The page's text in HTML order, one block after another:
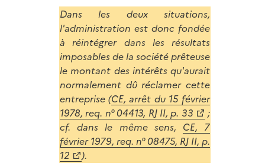
Dans les deux situations,
l'administration est donc fondée
à réintégrer dans les résultats
imposables de la société prêteuse
le montant des intérêts qu'aurait
normalement dû réclamer cette
entreprise (CE, arrêt du 15 février
1978, req. n° 04413, RJ II, p. 33
;
cf. dans le même sens, CE, 7
février 1979, req. n° 08475, RJ II, p.
12
).